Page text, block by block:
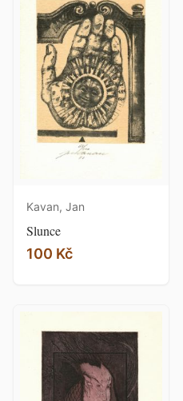
Kavan, Jan
Slunce
100 Kč